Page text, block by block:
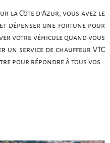
la Côte d’Azur, vous avez le
dépenser une fortune pour
votre véhicule quand vous
service de chauffeur VTC
pour répondre à tous vos